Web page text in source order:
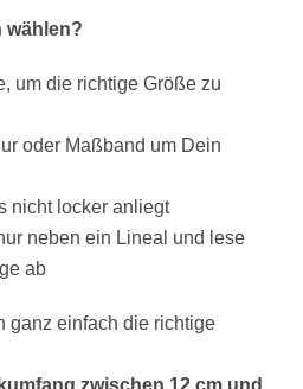
wählen?
um die richtige Größe zu
oder Maßband um Dein
nicht locker anliegt
neben ein Lineal und lese
ab
ganz einfach die richtige
zwischen 12 cm und